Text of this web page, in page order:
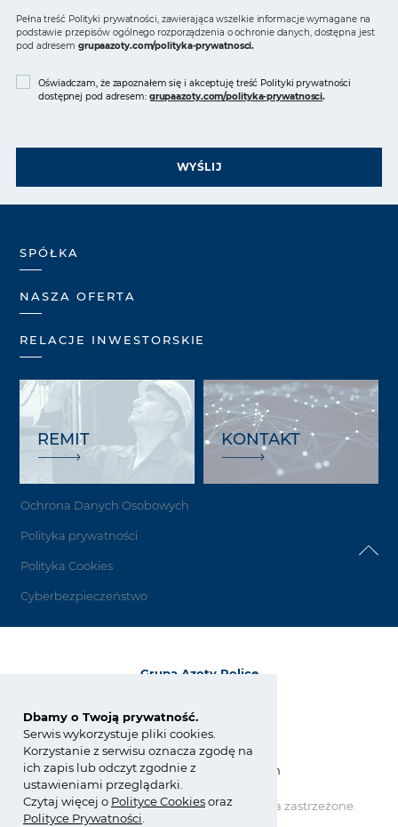
Dbamy o Twoją prywatność.
Serwis wykorzystuje pliki cookies.
Korzystanie z serwisu oznacza zgodę na
ich zapis lub odczyt zgodnie z
ustawieniami przeglądarki.
Czytaj więcej o PolityceCookiesoraz
Polityce Prywatności
Pełna treść Polityki prywatności, zawierająca wszelkie informacje wymagane na
podstawie przepisów ogólnego rozporządzenia o ochronie danych, dostępna jest
pod adresem grupaazoty.com/polityka-prywatnosci.
Oświadczam, że zapoznałem się i akceptuję treść Polityki prywatności
dostępnej pod adresem: grupaazoty.com/polityka-prywatnosci.
WYŚLIJ
SPÓŁKA
NASZA OFERTA
RELACJE INWESTORSKIE
REMIT KONTAKT
Ochrona Danych Osobowych
Polityka prywatności
Polityka Cookies
Cyberbezpieczeństwo
Grupa Azoty Police
ul. Kuźnicka 1
tel.:+48 91 317 17 17
fax: +48 91 317 36 03
zchpolice@grupaazoty.com
Copyright © Grupa Azoty. Wszelkie prawa zastrzeżone.